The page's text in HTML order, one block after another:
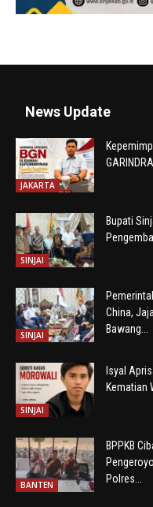
News Update
JAKARTA
SINJAI
Bupati
SINJAI
China,
Bawang...
SINJAI
Isyal
Kematian
BANTEN
BPPKB
Polres...